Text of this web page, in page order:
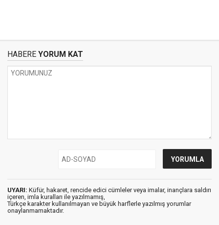
HABERE YORUM KAT
UYARI: Küfür, hakaret, rencide edici cümleler veya imalar, inançlara saldırı
içeren, imla kuralları ile yazılmamış,
Türkçe karakter kullanılmayan ve büyük harflerle yazılmış yorumlar
onaylanmamaktadır.